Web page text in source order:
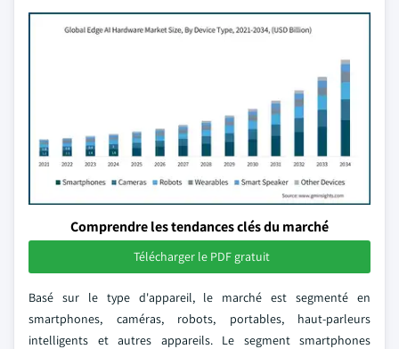
Comprendre les tendances clés du marché
Télécharger le PDF gratuit
Basé sur le type d'appareil, le marché est segmenté en
smartphones, caméras, robots, portables, haut-parleurs
intelligents et autres appareils. Le segment smartphones